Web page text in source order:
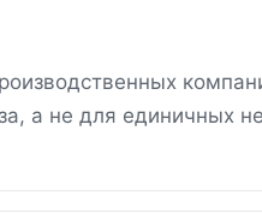
а не для единичных